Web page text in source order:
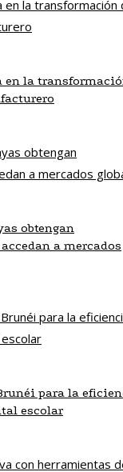
en la
obtengan
a mercados
para la
escolar